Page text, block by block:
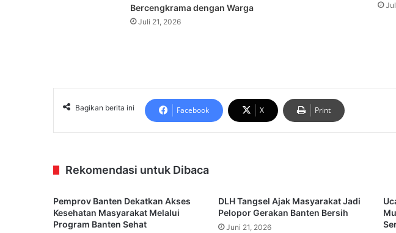
Bercengkrama dengan Warga
Juli 21, 2026
Bagikan berita ini Facebook X Print
Rekomendasi untuk Dibaca
Pemprov Banten Dekatkan Akses
Kesehatan Masyarakat Melalui
Program Banten Sehat
DLH Tangsel Ajak Masyarakat Jadi
Pelopor Gerakan Banten Bersih
Juni 21, 2026